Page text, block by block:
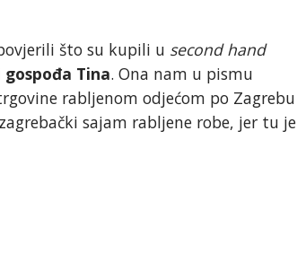
što su kupili u second hand
Tina. Ona nam u pismu
rabljenom odjećom po Zagrebu
sajam rabljene robe, jer tu je